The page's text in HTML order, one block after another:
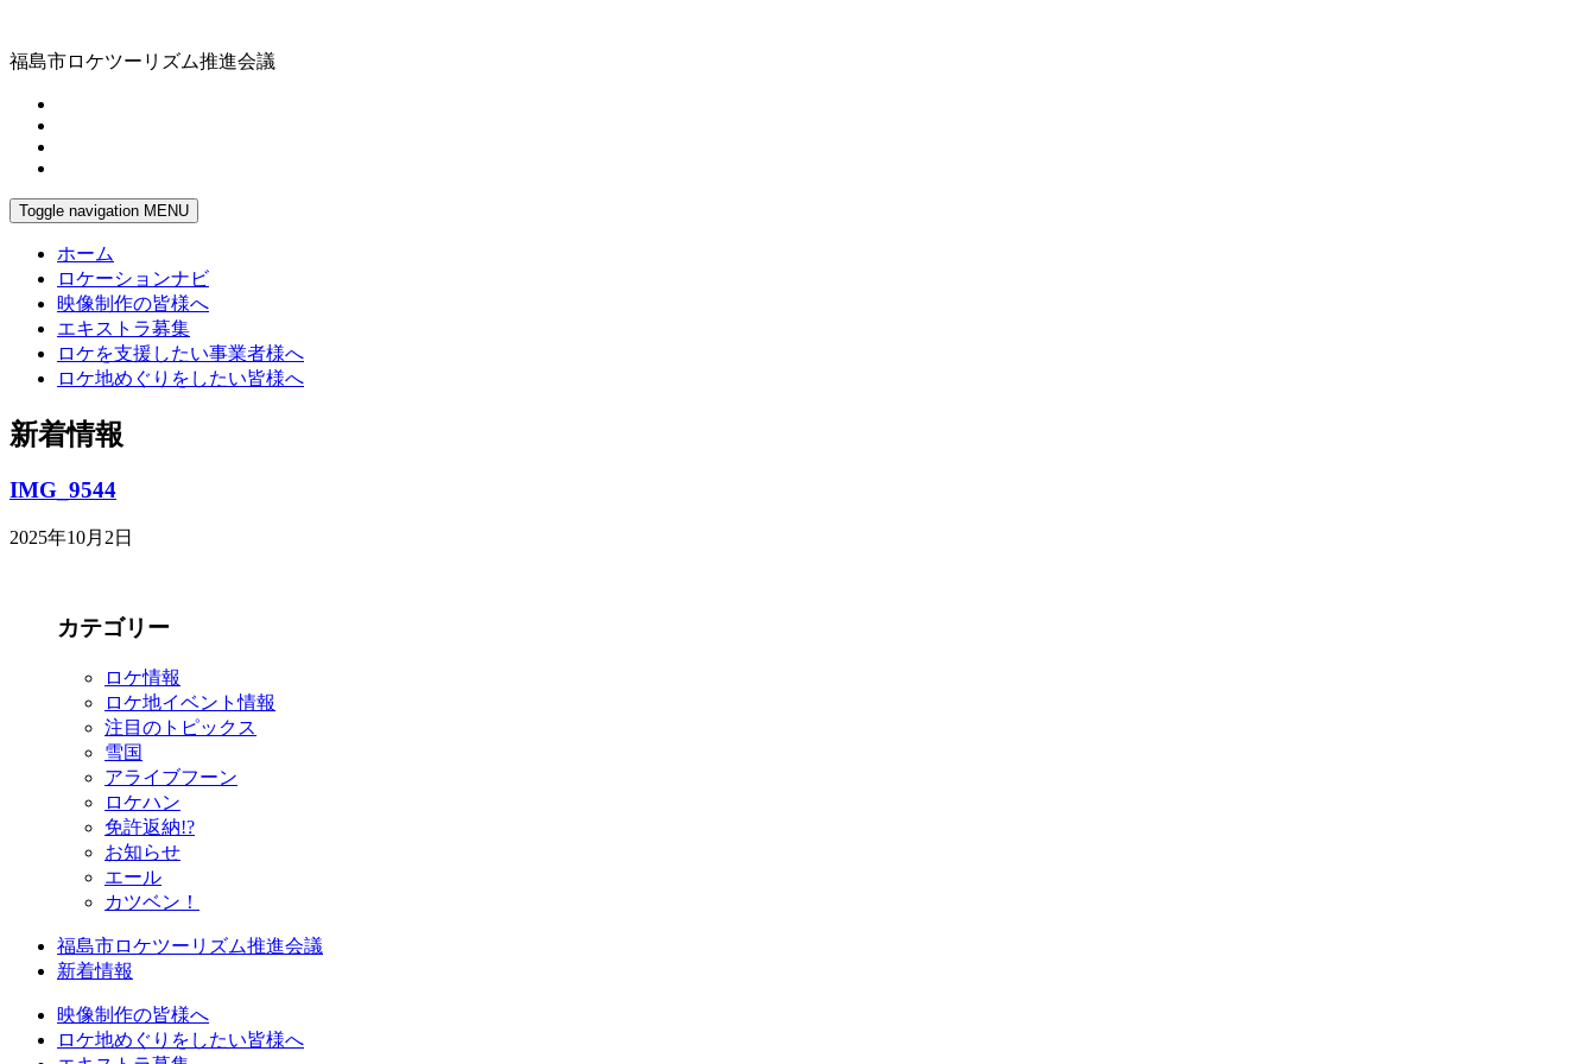
福島市ロケツーリズム推進会議
Toggle navigation MENU
ホーム
ロケーションナビ
映像制作の皆様へ
エキストラ募集
ロケを支援したい事業者様へ
ロケ地めぐりをしたい皆様へ
新着情報
IMG_9544
2025年10月2日
カテゴリー
ロケ情報
ロケ地イベント情報
注目のトピックス
雪国
アライブフーン
ロケハン
免許返納!?
お知らせ
エール
カツベン！
福島市ロケツーリズム推進会議
新着情報
映像制作の皆様へ
ロケ地めぐりをしたい皆様へ